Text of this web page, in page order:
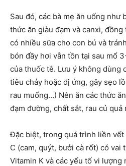
Sau đó, các bà mẹ ăn uống như
thức ăn giàu đạm và canxi,
có nhiều sữa cho con bú và
bón đầy hơi vẫn tồn tại sau mổ
của thuốc tê. Lưu ý không dùng
tiêu chảy hoặc dị ứng, gây sẹo
rau muống…) Nên ăn các thức
đạm đường, chất sắt, rau củ quả
Đặc biệt, trong quá trình liền vết
C (cam, quýt, bưởi cà rốt) có vai
Vitamin K và các yếu tố vi lượng